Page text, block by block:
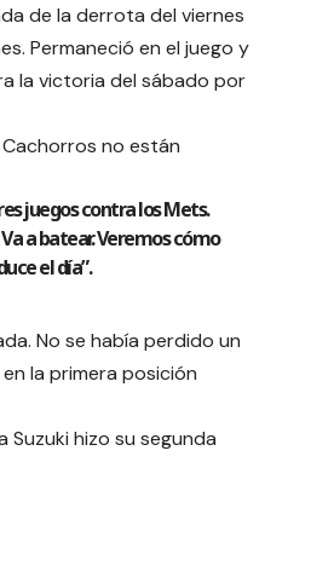
de la derrota del viernes
Permaneció en el juego y
la victoria del sábado por
no están
juegos contra los Mets.
a batear. Veremos cómo
el día”.
No se había perdido un
la primera posición
hizo su segunda